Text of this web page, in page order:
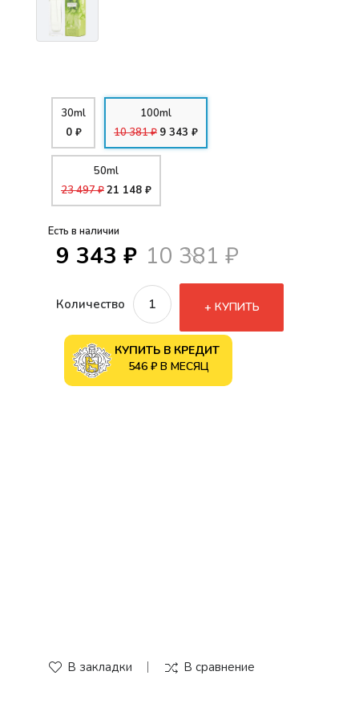
30ml
0 ₽
100ml
10 381 ₽ 9 343 ₽
50ml
23 497 ₽21 148 ₽
Есть в наличии
9 343 ₽ 10 381 ₽
Количество КУПИТЬ
КУПИТЬ В КРЕДИТ
546 ₽ В МЕСЯЦ
В закладки В сравнение